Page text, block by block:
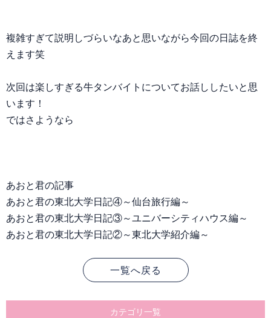
複雑すぎて説明しづらいなあと思いながら今回の日誌を終
えます笑
次回は楽しすぎる牛タンバイトについてお話ししたいと思
います！
ではさようなら
あおと君の記事
あおと君の東北大学日記④～仙台旅行編～
あおと君の東北大学日記③～ユニバーシティハウス編～
あおと君の東北大学日記②～東北大学紹介編～
一覧へ戻る
カテゴリ一覧